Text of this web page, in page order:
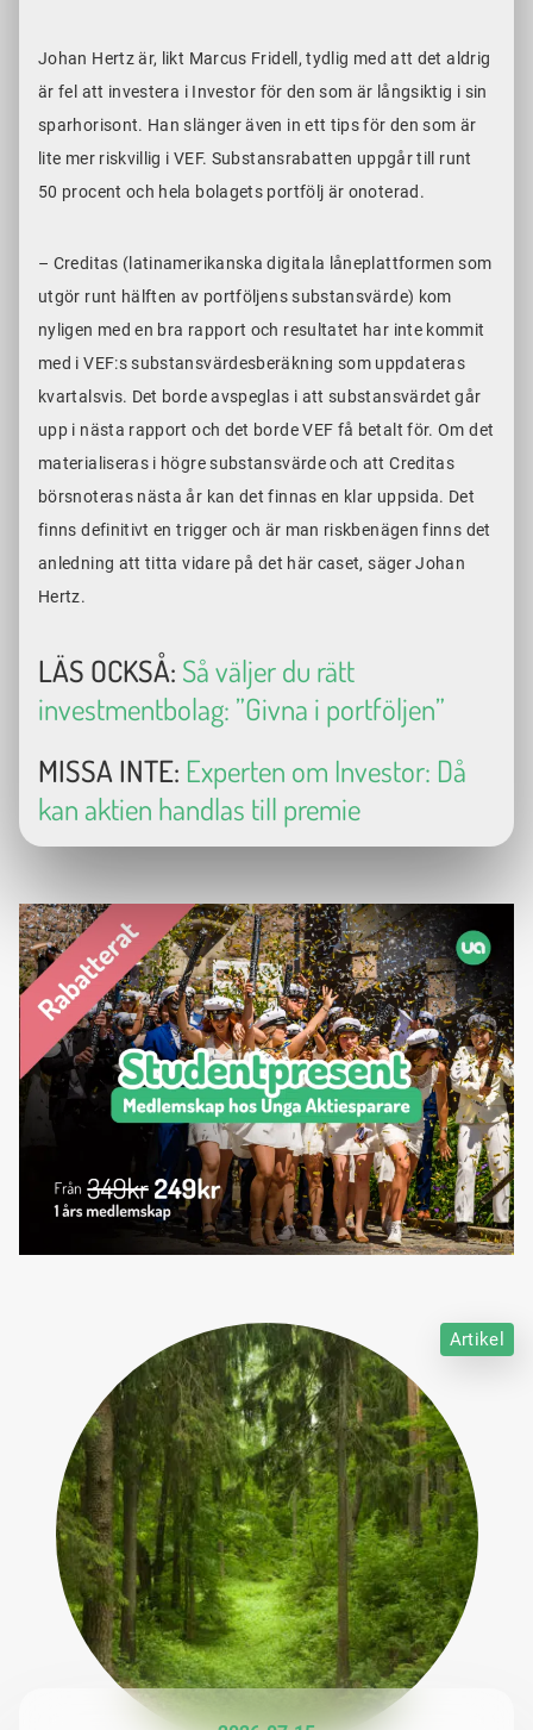
Johan Hertz är, likt Marcus Fridell, tydlig med att det aldrig
är fel att investera i Investor för den som är långsiktig i sin
sparhorisont. Han slänger även in ett tips för den som är
lite mer riskvillig i VEF. Substansrabatten uppgår till runt
50 procent och hela bolagets portfölj är onoterad.
– Creditas (latinamerikanska digitala låneplattformen som
utgör runt hälften av portföljens substansvärde) kom
nyligen med en bra rapport och resultatet har inte kommit
med i VEF:s substansvärdesberäkning som uppdateras
kvartalsvis. Det borde avspeglas i att substansvärdet går
upp i nästa rapport och det borde VEF få betalt för. Om det
materialiseras i högre substansvärde och att Creditas
börsnoteras nästa år kan det finnas en klar uppsida. Det
finns definitivt en trigger och är man riskbenägen finns det
anledning att titta vidare på det här caset, säger Johan
Hertz.
LÄS OCKSÅ: Så väljer du rätt
investmentbolag: ”Givna i portföljen”
MISSA INTE: Experten om Investor: Då
kan aktien handlas till premie
Artikel